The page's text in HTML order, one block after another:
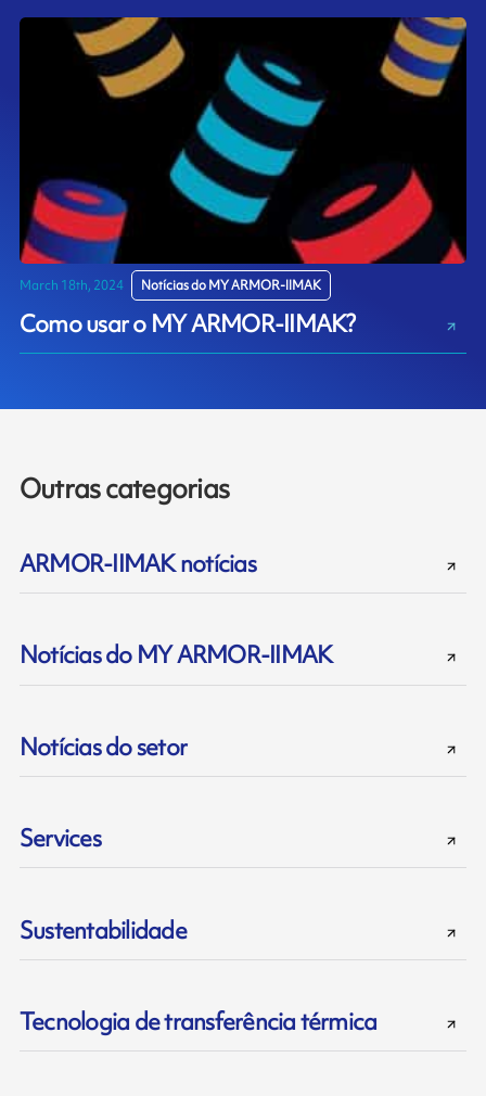
March 18th, 2024 Notícias do MY ARMOR-IIMAK
Como usar o MY ARMOR-IIMAK?
Outras categorias
ARMOR-IIMAK notícias
Notícias do MY ARMOR-IIMAK
Notícias do setor
Services
Sustentabilidade
Tecnologia de transferência térmica